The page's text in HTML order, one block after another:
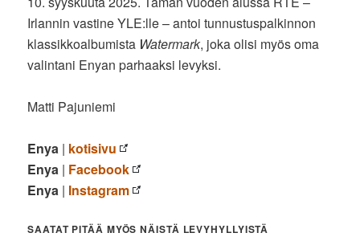
Irlannin vastine YLE:lle – antoi tunnustuspalkinnon
klassikkoalbumista Watermark, joka olisi myös oma
valintani Enyan parhaaksi levyksi.
Matti Pajuniemi
Enya | kotisivu
Enya | Facebook
Enya | Instagram
SAATAT PITÄÄ MYÖS NÄISTÄ LEVYHYLLYISTÄ